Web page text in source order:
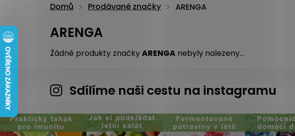
Domů
Prodávané značky ARENGA
ARENGA
Žádné produkty značkyARENGA nebyly nalezeny...
Sdílíme naši cestu na instagramu